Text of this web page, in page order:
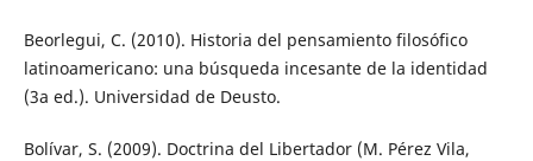
Beorlegui, C. (2010). Historia del pensamiento filosófico
latinoamericano: una búsqueda incesante de la identidad
(3a ed.). Universidad de Deusto.
Bolívar, S. (2009). Doctrina del Libertador (M. Pérez Vila,